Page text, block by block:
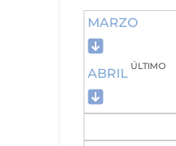
MARZO
ABRIL ÚLTIMO